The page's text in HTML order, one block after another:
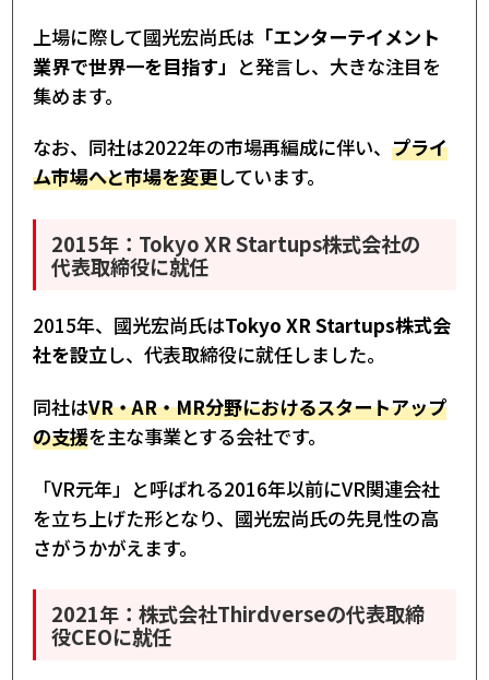
上場に際して國光宏尚氏は「エンターテイメント
業界で世界一を目指す」 と発言し、大きな注目を
集めます。
なお、同社は2022年の市場再編成に伴い、 プライ
ム市場へと市場を変更しています。
2015年：Tokyo XR Startups株式会社の
代表取締役に就任
2015年、國光宏尚氏はTokyo XR Startups株式会
社を設立し、代表取締役に就任しました。
同社はVR・AR・MR分野におけるスタートアップ
の支援を主な事業とする会社です。
「VR元年」と呼ばれる2016年以前にVR関連会社
を立ち上げた形となり、國光宏尚氏の先見性の高
さがうかがえます。
2021年：株式会社Thirdverseの代表取締
役CEOに就任